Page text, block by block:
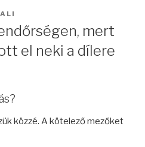
mert
el neki a dílere
közzé. A kötelező mezőket